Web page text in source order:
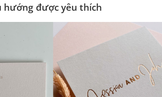
hướng được yêu thích